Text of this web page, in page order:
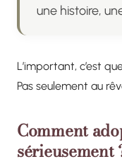
une histoire,
L’important, c’est
Pas seulement au
Comment
sérieusement